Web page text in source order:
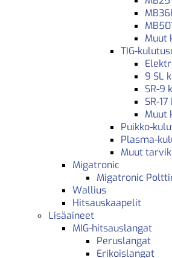
Muut
TIG-
9 SL
SR-9
SR-
Muut
Puikko-
Plasma-
Muut
Migatronic
Migatronic
Wallius
Hitsauskaapelit
Lisäaineet
MIG-hitsauslangat
Peruslangat
Erikoislangat